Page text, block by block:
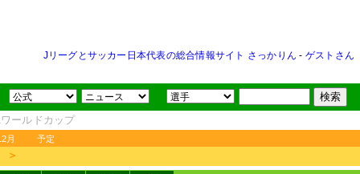
Jリーグとサッカー日本代表の総合情報サイト さっかりん - ゲストさん
ールドカップ
月 予定
＞